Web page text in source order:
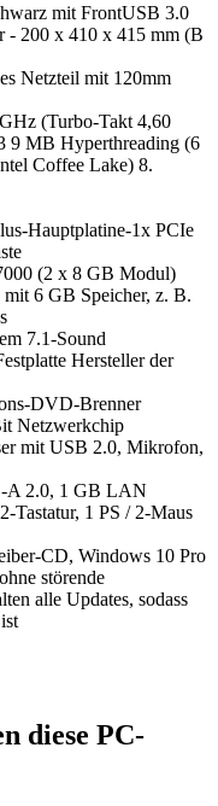
mit FrontUSB 3.0
- 200 x 410 x 415 mm (B
Netzteil mit 120mm
(Turbo-Takt 4,60
9 MB Hyperthreading (6
Coffee Lake) 8.
Hauptplatine-1x PCIe
(2 x 8 GB Modul)
6 GB Speicher, z. B.
7.1-Sound
Hersteller der
DVD-Brenner
Netzwerkchip
mit USB 2.0, Mikrofon,
A 2.0, 1 GB LAN
Tastatur, 1 PS / 2-Maus
CD, Windows 10 Pro
störende
alle Updates, sodass
diese PC-